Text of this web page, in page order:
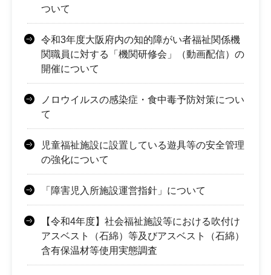
ついて
令和3年度大阪府内の知的障がい者福祉関係機
関職員に対する「機関研修会」（動画配信）の
開催について
ノロウイルスの感染症・食中毒予防対策につい
て
児童福祉施設に設置している遊具等の安全管理
の強化について
「障害児入所施設運営指針」について
【令和4年度】社会福祉施設等における吹付け
アスベスト（石綿）等及びアスベスト（石綿）
含有保温材等使用実態調査